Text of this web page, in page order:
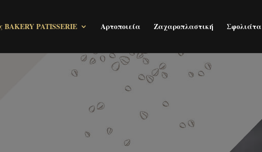
BAKERY PATISSERIE Αρτοποιεία Ζαχαροπλαστική Σφολιάτα